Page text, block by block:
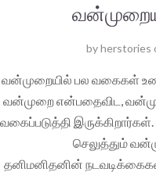
byherstories
வன்முறையில் பல வகைகள்
வன்முறை என்பதைவிட,
வகைப்படுத்தி
செலுத்தும்
தனிமனிதனின்